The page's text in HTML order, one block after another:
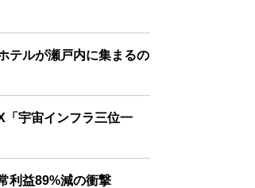
テルが瀬戸内に集まるの
「宇宙インフラ三位一
利益89%減の衝撃
JOURNAL
JOURNAL